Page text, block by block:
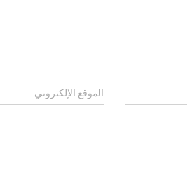
الموقع الإلكتروني